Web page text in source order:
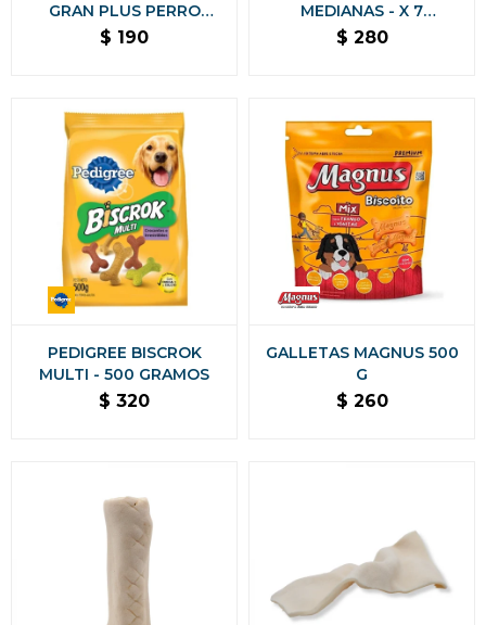
GRAN PLUS PERRO
ADULTO SABOR CARNE
$ 190
MEDIANAS - X 7
UNIDADES
$ 280
PEDIGREE BISCROK
MULTI - 500 GRAMOS
$ 320
GALLETAS MAGNUS 500
G
$ 260